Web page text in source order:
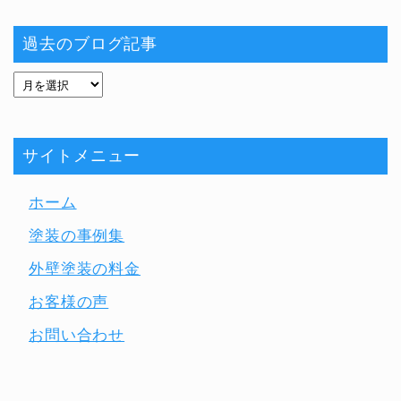
過去のブログ記事
サイトメニュー
ホーム
塗装の事例集
外壁塗装の料金
お客様の声
お問い合わせ